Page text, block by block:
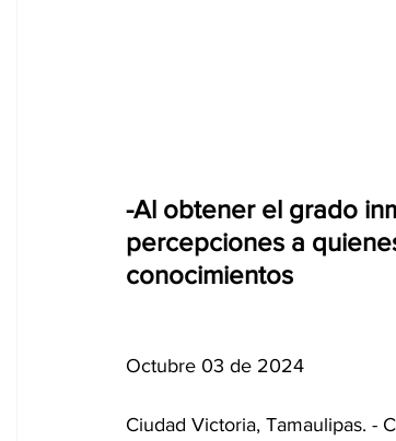
-Al obtener el grado
percepciones a
conocimientos
Octubre 03 de 2024
Ciudad Victoria, Tamaulipas. -